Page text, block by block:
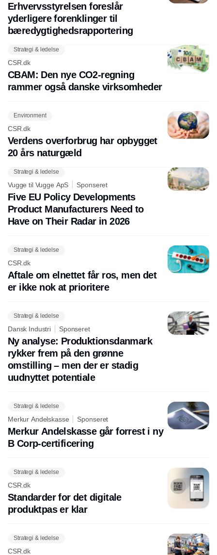
Erhvervsstyrelsen foreslår
yderligere forenklinger til
bæredygtighedsrapportering
Strategi & ledelse
CSR.dk
CBAM: Den nye CO2-regning
rammer også danske virksomheder
Environment
CSR.dk
Verdens overforbrug har opbygget
20 års naturgæld
Strategi & ledelse
Vugge til Vugge ApS Sponseret
Five EU Policy Developments
Product Manufacturers Need to
Have on Their Radar in 2026
Strategi & ledelse
CSR.dk
Aftale om elnettet får ros, men det
er ikke nok at prioritere
Strategi & ledelse
Dansk Industri Sponseret
Ny analyse: Produktionsdanmark
rykker frem på den grønne
omstilling – men der er stadig
uudnyttet potentiale
Strategi & ledelse
Merkur Andelskasse Sponseret
Merkur Andelskasse går forrest i ny
B Corp-certificering
Strategi & ledelse
CSR.dk
Standarder for det digitale
produktpas er klar
Strategi & ledelse
CSR.dk